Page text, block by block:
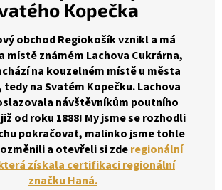
Kopečka
obchod Regiokošík vznikl a má
místě známém Lachova Cukrárna,
na kouzelném místě u města
na Svatém Kopečku. Lachova
návštěvníkům poutního
od roku 1888! My jsme se rozhodli
pokračovat, malinko jsme tohle
a otevřeli si zderegionální
získala certifikaci regionální
značku Haná.